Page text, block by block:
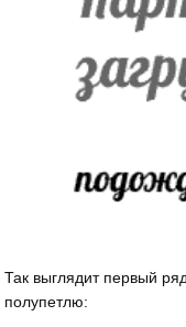
Так выглядит первый
полупетлю: